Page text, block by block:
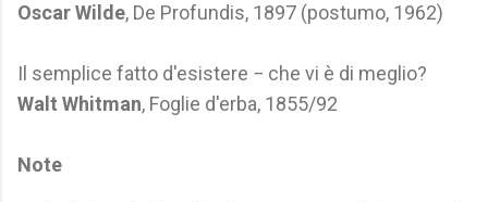
Oscar Wilde, De Profundis, 1897 (postumo, 1962)
Il semplice fatto d'esistere − che vi è di meglio?
Walt Whitman, Foglie d'erba, 1855/92
Note